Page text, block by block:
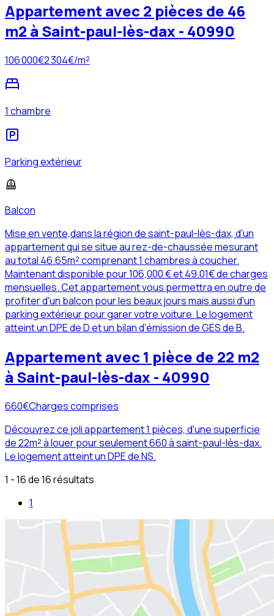
Appartement avec 2 pièces de 46
m2 à Saint-paul-lès-dax - 40990
106 000€2 304€/m²
1 chambre
Parking extérieur
Balcon
Mise en vente,dans la région de saint-paul-lès-dax, d'un
appartement qui se situe au rez-de-chaussée mesurant
au total 46.65m² comprenant 1 chambres à coucher.
Maintenant disponible pour 106,000 € et 49.01€ de charges
mensuelles. Cet appartement vous permettra en outre de
profiter d'un balcon pour les beaux jours mais aussi d'un
parking extérieur pour garer votre voiture. Le logement
atteint un DPE de D et un bilan d'émission de GES de B.
Appartement avec 1 pièce de 22 m2
à Saint-paul-lès-dax - 40990
660€Charges comprises
Découvrez ce joli appartement 1 pièces, d'une superficie
de 22m² à louer pour seulement 660 à saint-paul-lès-dax.
Le logement atteint un DPE de NS.
1 - 16 de 16 résultats
1